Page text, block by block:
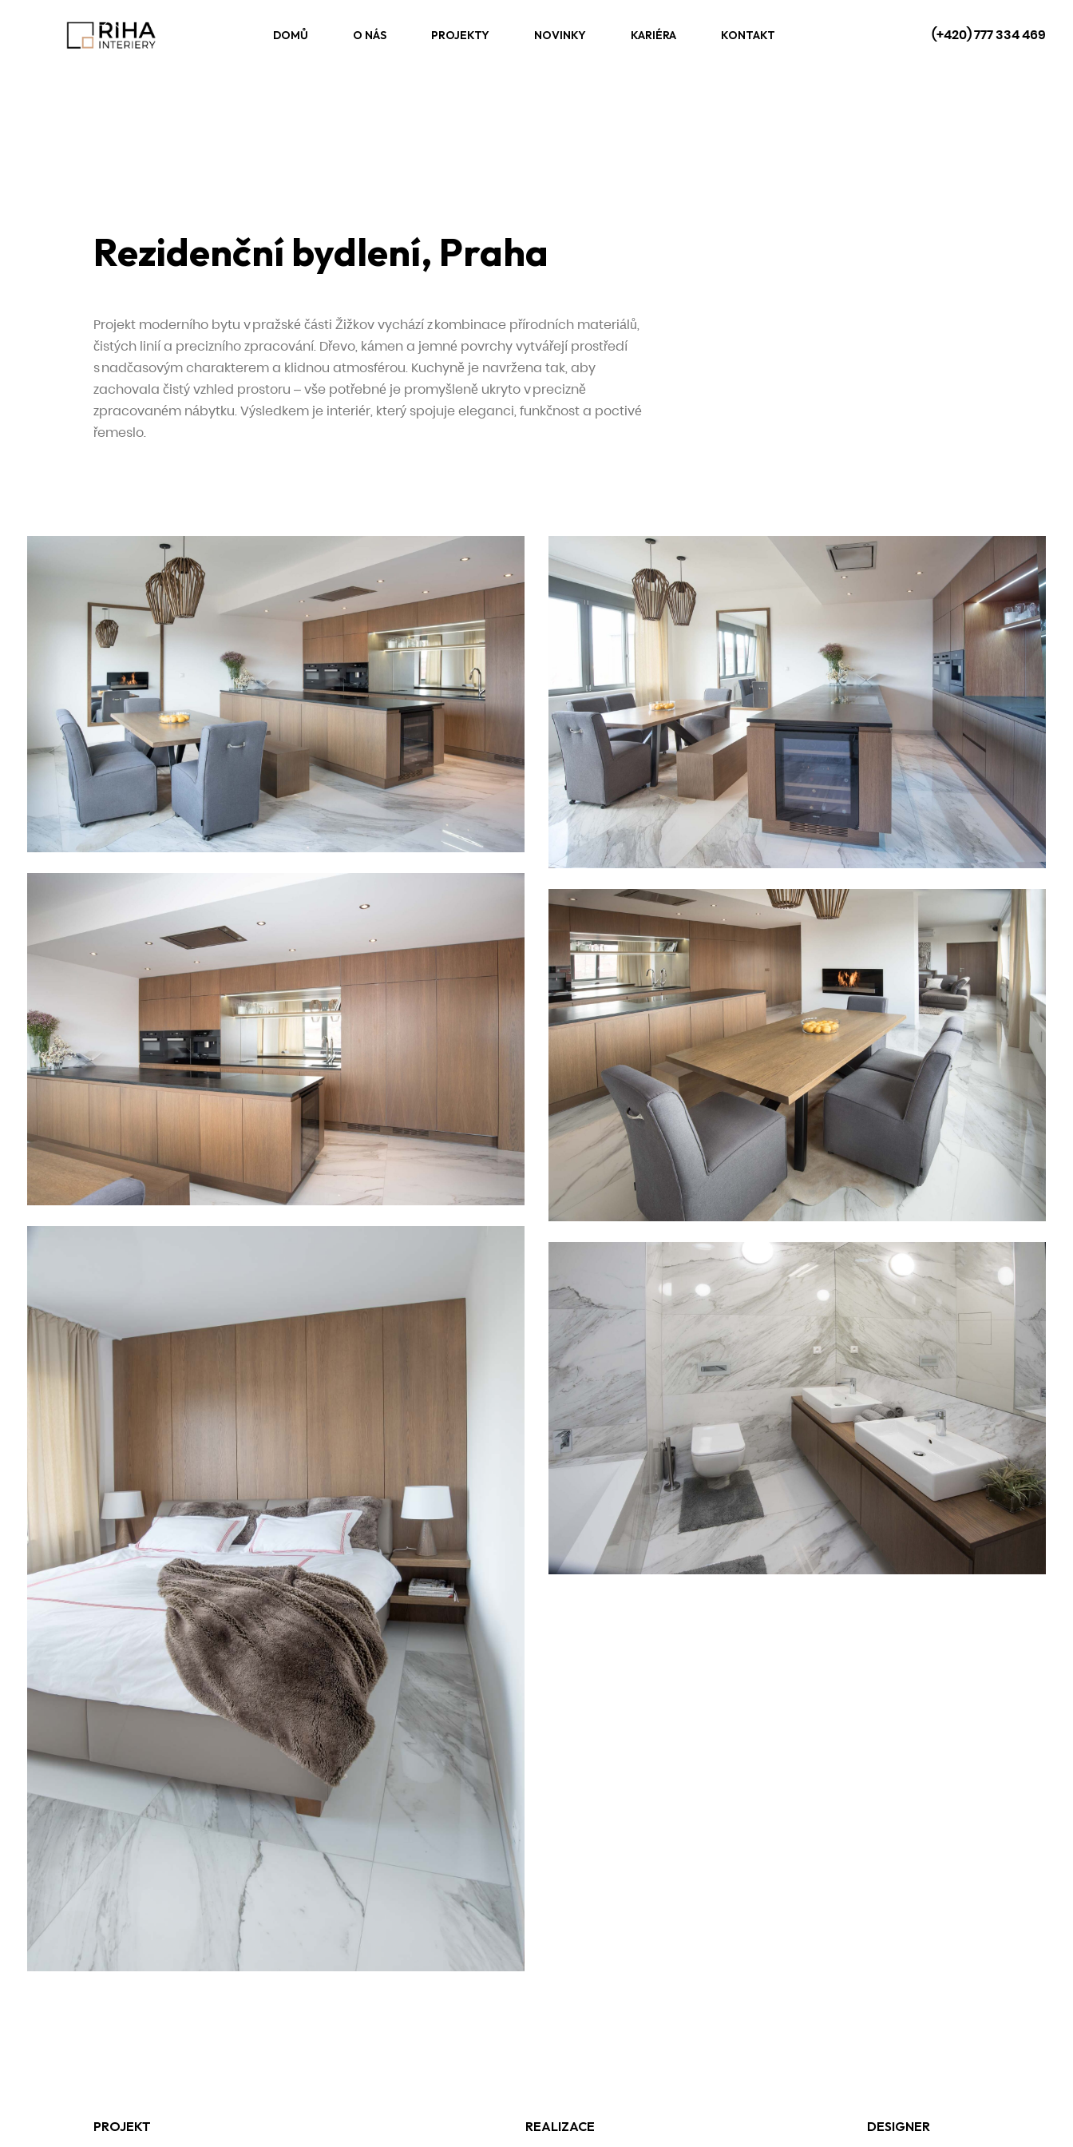
DOMŮ O NÁS PROJEKTY NOVINKY KARIÉRA KONTAKT (+420) 777 334 469
Rezidenční bydlení, Praha
Projekt moderního bytu v pražské části Žižkov vychází z kombinace přírodních materiálů,
čistých linií a precizního zpracování. Dřevo, kámen a jemné povrchy vytvářejí prostředí
s nadčasovým charakterem a klidnou atmosférou. Kuchyně je navržena tak, aby
zachovala čistý vzhled prostoru – vše potřebné je promyšleně ukryto v precizně
zpracovaném nábytku. Výsledkem je interiér, který spojuje eleganci, funkčnost a poctivé
řemeslo.
PROJEKT REALIZACE DESIGNER